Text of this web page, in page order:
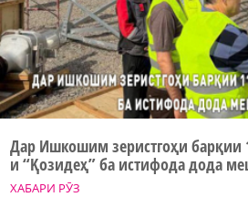
ХАБАРИ РӮЗ
Дар Ишкошим зеристгоҳи барқии
и “Қозидеҳ” ба истифода дода